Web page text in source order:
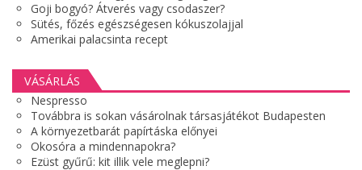
Goji bogyó? Átverés vagy csodaszer?
Sütés, főzés egészségesen kókuszolajjal
Amerikai palacsinta recept
VÁSÁRLÁS
Nespresso
Továbbra is sokan vásárolnak társasjátékot Budapesten
A környezetbarát papírtáska előnyei
Okosóra a mindennapokra?
Ezüst gyűrű: kit illik vele meglepni?